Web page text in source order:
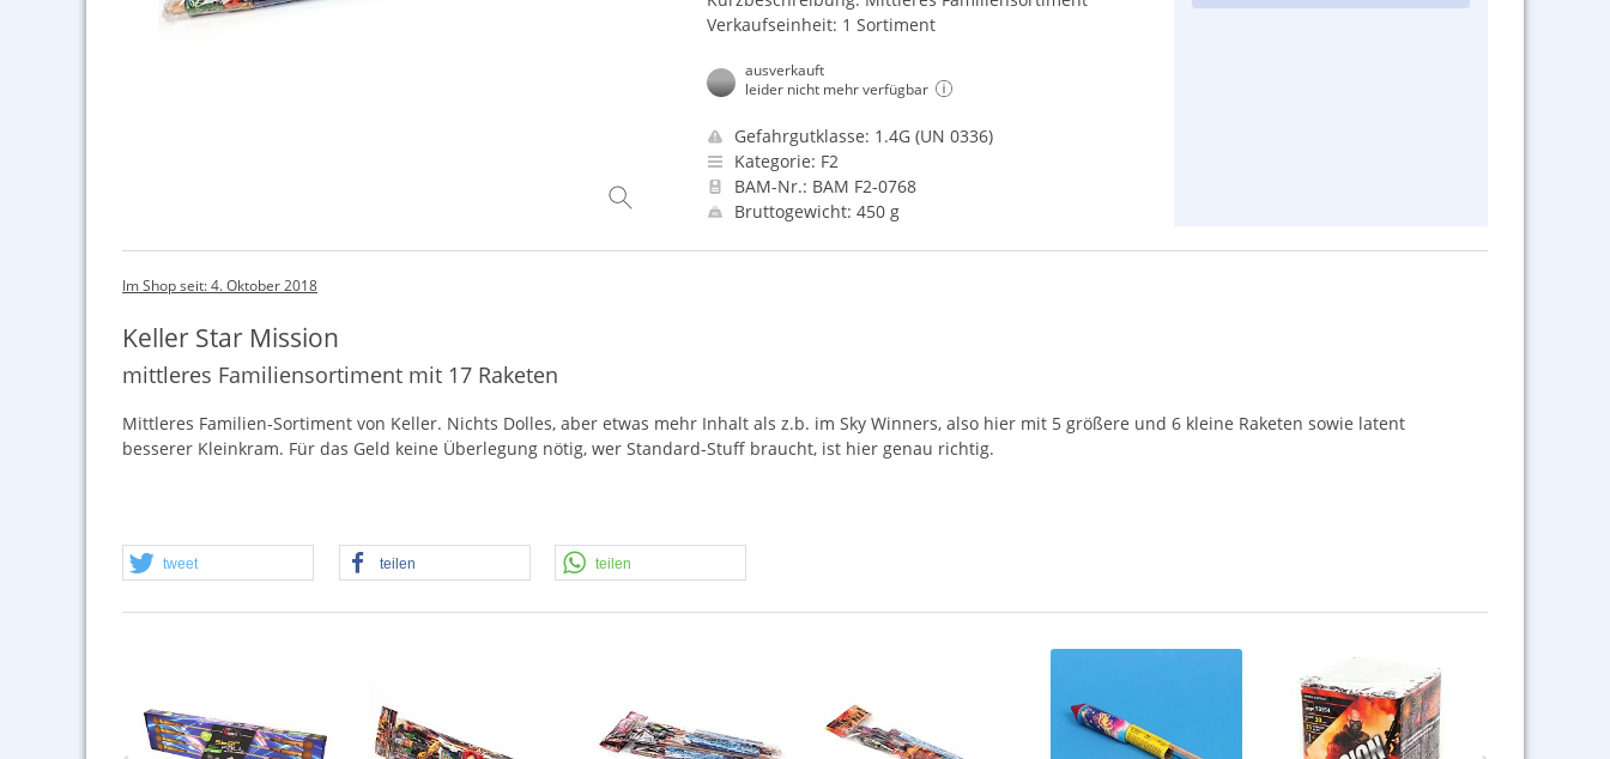
Verkaufseinheit: 1 Sortiment
ausverkauft
leider nicht mehr verfügbar
Gefahrgutklasse: 1.4G (UN 0336)
Kategorie: F2
BAM-Nr.: BAM F2-0768
Bruttogewicht: 450 g
Im Shop seit: 4. Oktober 2018
Keller Star Mission
mittleres Familiensortiment mit 17 Raketen
Mittleres Familien-Sortiment von Keller. Nichts Dolles, aber etwas mehr Inhalt als z.b. im Sky Winners, also hier mit 5 größere und 6 kleine Raketen sowie latent
besserer Kleinkram. Für das Geld keine Überlegung nötig, wer Standard-Stuff braucht, ist hier genau richtig.
tweet teilen teilen